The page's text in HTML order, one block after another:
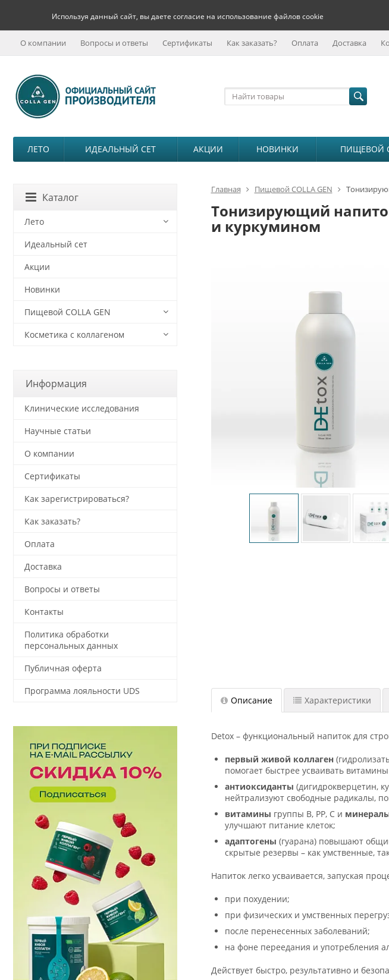
Используя данный сайт, вы даете согласие на использование файлов cookie
О компании Вопросы и ответы Сертификаты Как заказать? Оплата Доставка
ЛЕТО ИДЕАЛЬНЫЙ СЕТ АКЦИИ НОВИНКИ ПИЩЕВОЙ
Главная Пищевой COLLA GEN
Тонизирующий
и куркумином
Описание Характеристики
Detox – функциональный напиток для
первый живой коллаген
помогает быстрее усваивать
антиоксиданты (дигидрокверцетин,
нейтрализуют свободные радикалы,
витамины группы В, РР, С и
улучшают питание клеток;
адаптогены (гуарана) повышают
скрытые резервы – как умственные,
Напиток легко усваивается, запуская
при похудении;
при физических и умственных
после перенесенных заболеваний;
на фоне переедания и употребления
Действует быстро, результативно и
Каталог
Лето
Идеальный сет
Акции
Новинки
Пищевой COLLA GEN
Косметика с коллагеном
Информация
Клинические исследования
Научные статьи
О компании
Сертификаты
Как зарегистрироваться?
Как заказать?
Оплата
Доставка
Вопросы и ответы
Контакты
Политика обработки
персональных данных
Публичная оферта
Программа лояльности UDS